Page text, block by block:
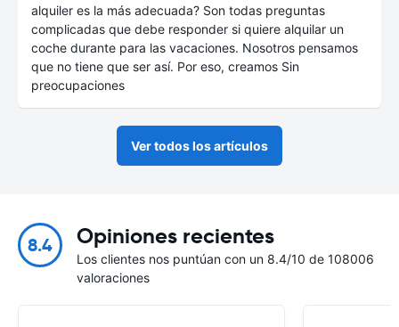
alquiler es la más adecuada? Son todas preguntas
complicadas que debe responder si quiere alquilar un
coche durante para las vacaciones. Nosotros pensamos
que no tiene que ser así. Por eso, creamos Sin
preocupaciones
Ver todos los artículos
8.4 Opiniones recientes
Los clientes nos puntúan con un 8.4/10 de 108006
valoraciones